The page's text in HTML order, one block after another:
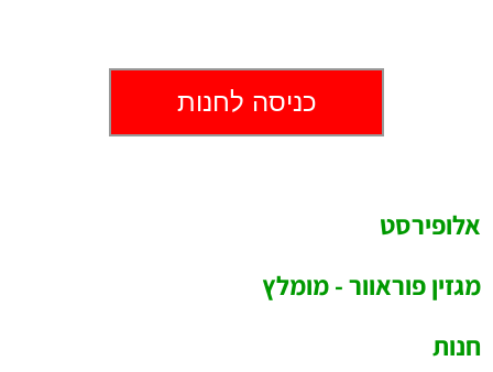
כניסה לחנות
אלופירסט
מגזין פוראוור - מומלץ
חנות